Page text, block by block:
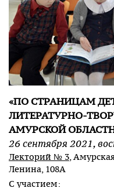
«ПО СТРАНИЦАМ
ЛИТЕРАТУРНО-
АМУРСКОЙ
26сентября 2021,
Лекторий № 3,
Ленина, 108А
С участием: